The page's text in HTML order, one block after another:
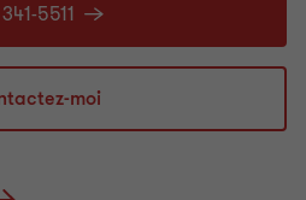
5511
moi